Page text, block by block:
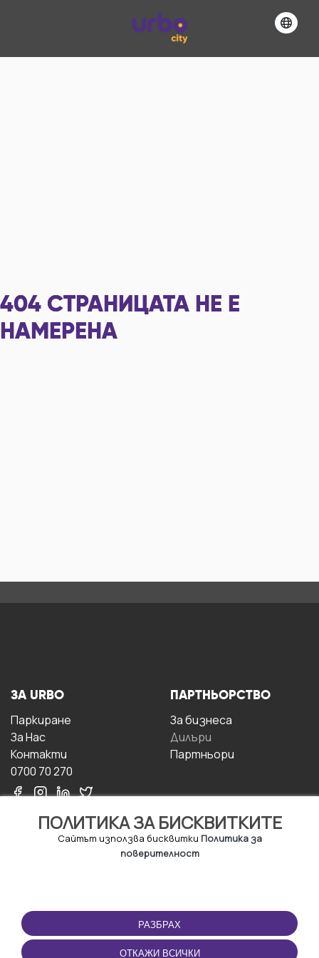
404 СТРАНИЦАТА НЕ Е
НАМЕРЕНА
ПОЛИТИКА ЗА БИСКВИТКИТЕ
Сайтът използва бисквитки Политика за
поверителност
РАЗБРАХ
ОТКАЖИ ВСИЧКИ
ЗА URBO
Паркиране
За Hас
Контакти
0700 70 270
ПАРТНЬОРСТВО
За бизнесa
Дилъри
Партньори
ПОЛЗВАНЕ
Правила и условия за
ползване
ПРИЛОЖЕНИЕТО